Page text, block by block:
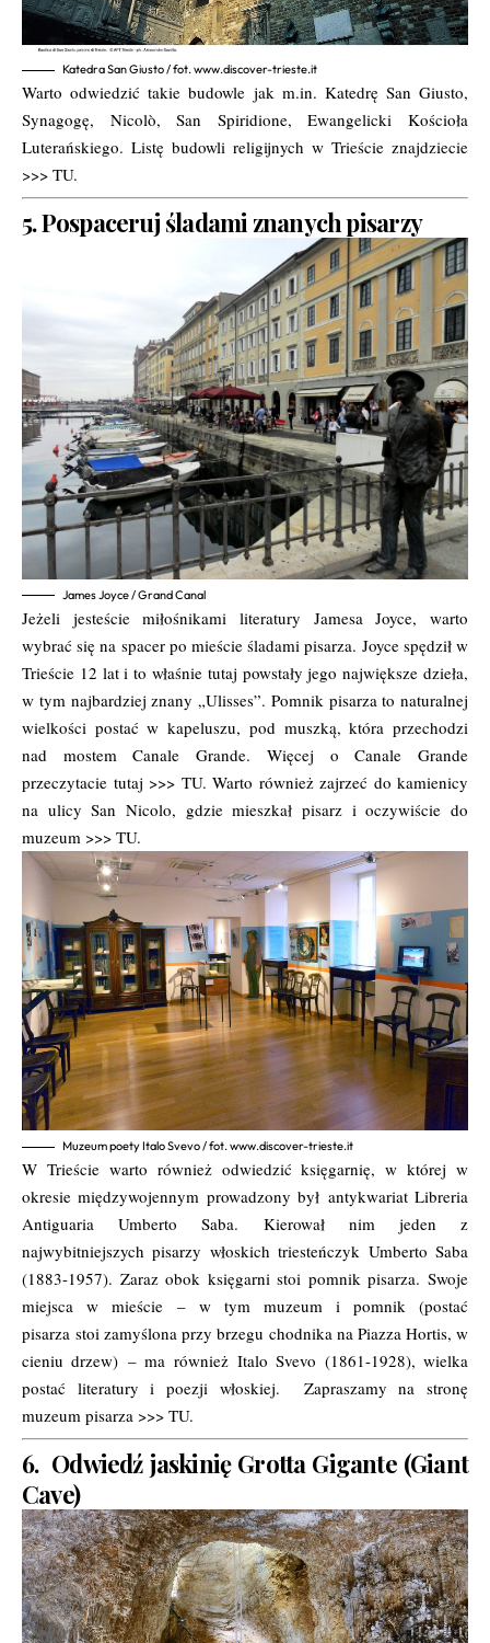
Katedra San Giusto / fot. www.discover-trieste.it
Warto odwiedzić takie budowle jak m.in. Katedrę San Giusto,
Synagogę, Nicolò, San Spiridione, Ewangelicki Kościoła
Luterańskiego. Listę budowli religijnych w Trieście znajdziecie
>>> TU.
5. Pospaceruj śladami znanych pisarzy
James Joyce / Grand Canal
Jeżeli jesteście miłośnikami literatury Jamesa Joyce, warto
wybrać się na spacer po mieście śladami pisarza. Joyce spędził w
Trieście 12 lat i to właśnie tutaj powstały jego największe dzieła,
w tym najbardziej znany „Ulisses”. Pomnik pisarza to naturalnej
wielkości postać w kapeluszu, pod muszką, która przechodzi
nad mostem Canale Grande. Więcej o Canale Grande
przeczytacie tutaj >>> TU. Warto również zajrzeć do kamienicy
na ulicy San Nicolo, gdzie mieszkał pisarz i oczywiście do
muzeum >>> TU.
Muzeum poety Italo Svevo / fot. www.discover-trieste.it
W Trieście warto również odwiedzić księgarnię, w której w
okresie międzywojennym prowadzony był antykwariat Libreria
Antiguaria Umberto Saba. Kierował nim jeden z
najwybitniejszych pisarzy włoskich triesteńczyk Umberto Saba
(1883-1957). Zaraz obok księgarni stoi pomnik pisarza. Swoje
miejsca w mieście – w tym muzeum i pomnik (postać
pisarza stoi zamyślona przy brzegu chodnika na Piazza Hortis, w
cieniu drzew) – ma również Italo Svevo (1861-1928), wielka
postać literatury i poezji włoskiej. Zapraszamy na stronę
muzeum pisarza >>> TU.
6. Odwiedź jaskinię Grotta Gigante (Giant
Cave)